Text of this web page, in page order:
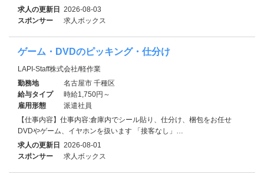
求人の更新日 2026-08-03
スポンサー
求人ボックス
ゲーム・DVDのピッキング・仕分け
LAPI-Staff株式会社/軽作業
勤務地
名古屋市 千種区
給与タイプ
時給1,750円～
雇用形態
派遣社員
【仕事内容】仕事内容:倉庫内でシール貼り、仕分け、梱包をお任せ
DVDやゲーム、イヤホンを扱います 「接客なし」…
求人の更新日 2026-08-01
スポンサー
求人ボックス